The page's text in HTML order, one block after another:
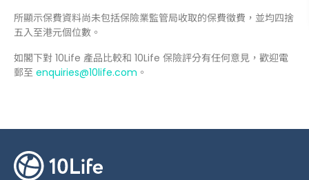
所顯示保費資料尚未包括保險業監管局收取的保費徵費，並均四捨
五入至港元個位數。
如閣下對 10Life 產品比較和 10Life 保險評分有任何意見，歡迎電
郵至 enquiries@10life.com 。